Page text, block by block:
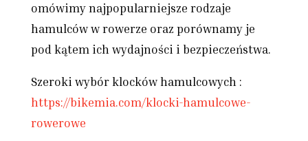
omówimy najpopularniejsze rodzaje
hamulców w rowerze oraz porównamy je
pod kątem ich wydajności i bezpieczeństwa.
Szeroki wybór klocków hamulcowych :
https://bikemia.com/klocki-hamulcowe-
rowerowe